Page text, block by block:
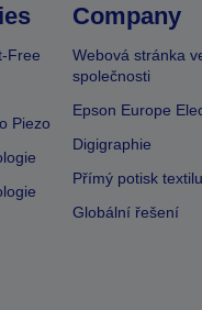
Free
Piezo
Company
Webová stránka
společnosti
Epson Europe
Digigraphie
Přímý potisk textilu
Globální řešení